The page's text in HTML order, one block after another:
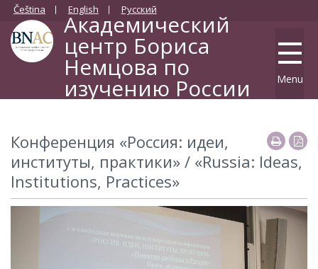
Академический
центр Бориса
Немцова по
изучению России
Конференция «Pоссия: идеи,
институты, практики» / «Russia: Ideas,
Institutions, Practices»
Menu
Čeština English Русский